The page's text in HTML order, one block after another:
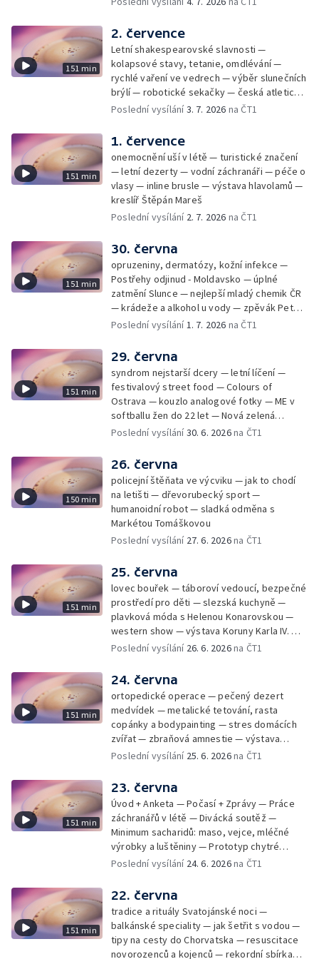
151 min
2. července
Letní shakespearovské slavnosti —
kolapsové stavy, tetanie, omdlévání —
rychlé vaření ve vedrech — výběr slunečních
brýlí — robotické sekačky — česká atletická
rekordmanka — psí seriál: výmarský
Poslední vysílání3. 7. 2026 na ČT1
151 min
1. července
onemocnění uší v létě — turistické značení
— letní dezerty — vodní záchranáři — péče o
vlasy — inline brusle — výstava hlavolamů —
kreslíř Štěpán Mareš
Poslední vysílání 2. 7. 2026 na ČT1
151 min
30. června
opruzeniny, dermatózy, kožní infekce —
Postřehy odjinud - Moldavsko — úplné
zatmění Slunce — nejlepší mladý chemik ČR
— krádeže a alkohol u vody — zpěvák Peter
Cmorik
Poslední vysílání 1. 7. 2026 na ČT1
151 min
29. června
syndrom nejstarší dcery — letní líčení —
festivalový street food — Colours of
Ostrava — kouzlo analogové fotky — ME v
softballu žen do 22 let — Nová zelená
úsporám — Global Teacher Prize Czech
Poslední vysílání30. 6. 2026na ČT1
150 min
26. června
policejní štěňata ve výcviku — jak to chodí
na letišti — dřevorubecký sport —
humanoidní robot — sladká odměna s
Markétou Tomáškovou
Poslední vysílání 27. 6. 2026na ČT1
151 min
25. června
lovec bouřek — táboroví vedoucí, bezpečné
prostředí pro děti — slezská kuchyně —
plavková móda s Helenou Konarovskou —
western show — výstava Koruny Karla IV. —
mladý lezecký fenomén Josef Šindel
Poslední vysílání 26. 6. 2026na ČT1
151 min
24. června
ortopedické operace — pečený dezert
medvídek — metalické tetování, rasta
copánky a bodypainting — stres domácích
zvířat — zbraňová amnestie — výstava
mikrofotografií rostlin — fenomenální
Poslední vysílání 25. 6. 2026na ČT1
151 min
23. června
Úvod + Anketa — Počasí + Zprávy — Práce
záchranářů v létě — Divácká soutěž —
Minimum sacharidů: maso, vejce, mléčné
výrobky a luštěniny — Prototyp chytré
vložky do bot pro běžce — Anketa +
záchranářů v létě — Divácká soutěž —
Minimum sacharidů: maso, vejce, mléčné
výrobky a luštěniny — Jak se udržet v
kondici v létě bez posilovny — Prototyp
chytré vložky do bot pro běžce — Anketa +
Poslední vysílání 24. 6. 2026na ČT1
151 min
22. června
tradice a rituály Svatojánské noci —
balkánské speciality — jak šetřit s vodou —
tipy na cesty do Chorvatska — resuscitace
novorozenců a kojenců — rekordní sbírka